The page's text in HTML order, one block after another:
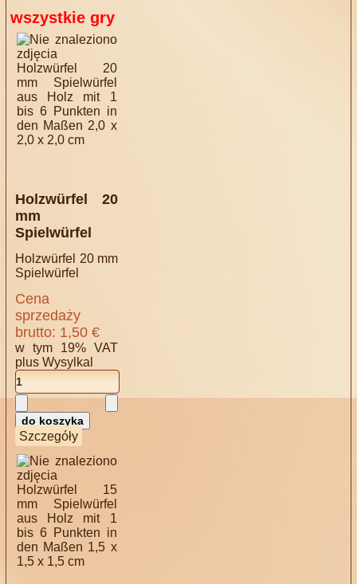
wszystkie gry
Holzwürfel 20
mm
Spielwürfel
Holzwürfel 20 mm
Spielwürfel
Cena
sprzedaży
brutto: 1,50 €
w tym 19% VAT
plusWysylkal
Szczegóły